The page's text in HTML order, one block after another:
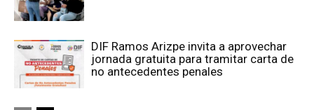
DIF Ramos Arizpe invita a aprovechar
jornada gratuita para tramitar carta de
no antecedentes penales